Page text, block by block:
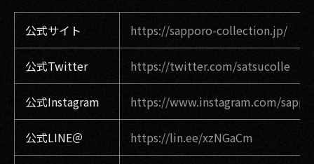
公式サイト https://sapporo-collection.jp/
公式Twitter https://twitter.com/satsucolle
公式Instagram https://www.instagram.com/
公式LINE＠ https://lin.ee/xzNGaCm